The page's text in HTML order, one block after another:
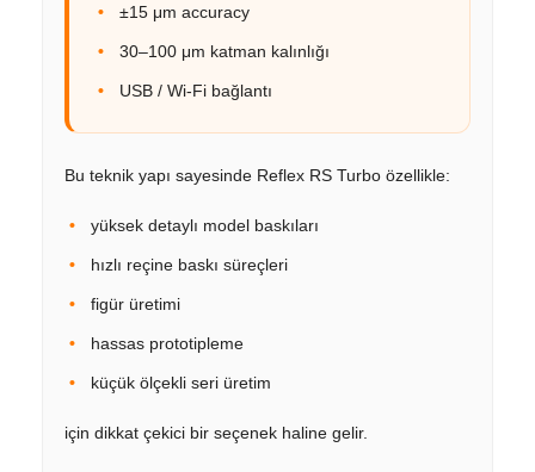
±15 μm accuracy
30–100 μm katman kalınlığı
USB / Wi-Fi bağlantı
Bu teknik yapı sayesinde Reflex RS Turbo özellikle:
yüksek detaylı model baskıları
hızlı reçine baskı süreçleri
figür üretimi
hassas prototipleme
küçük ölçekli seri üretim
için dikkat çekici bir seçenek haline gelir.